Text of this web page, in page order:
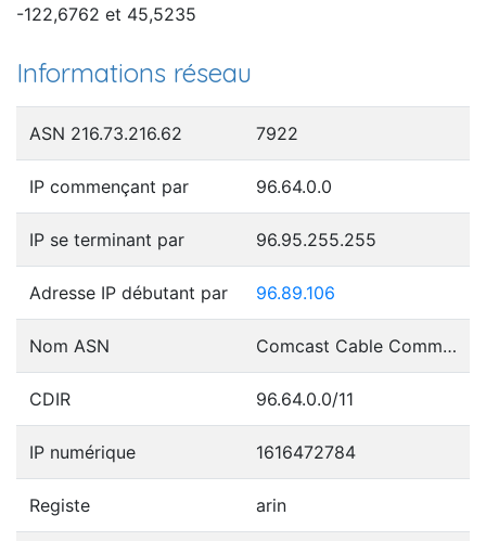
-122,6762 et 45,5235
Informations réseau
ASN 216.73.216.62 7922
IP commençant par 96.64.0.0
IP se terminant par 96.95.255.255
Adresse IP débutant par 96.89.106
Nom ASN Comcast Cable Communications, LLC
CDIR 96.64.0.0/11
IP numérique 1616472784
Registe arin